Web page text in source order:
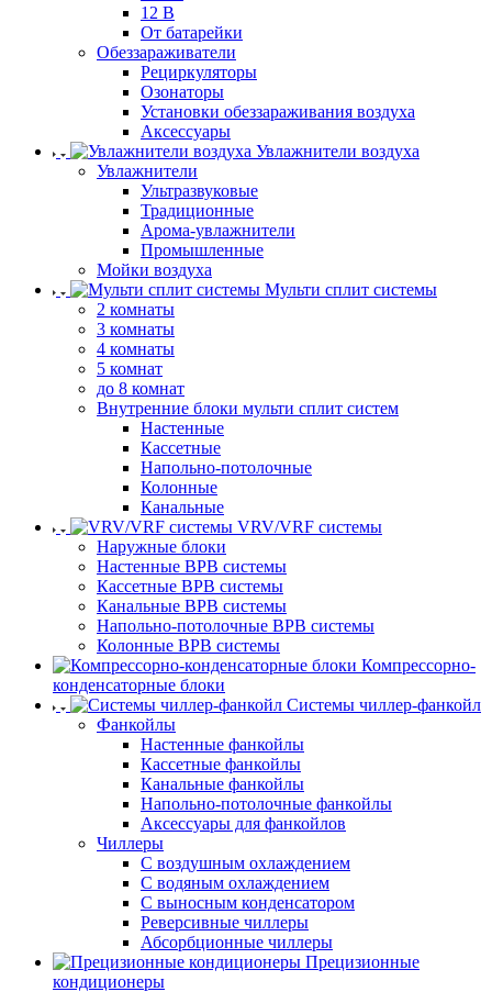
12 В
От батарейки
Обеззараживатели
Рециркуляторы
Озонаторы
Установки обеззараживания воздуха
Аксессуары
Увлажнители воздуха
Увлажнители
Ультразвуковые
Традиционные
Арома-увлажнители
Промышленные
Мойки воздуха
Мульти сплит системы
2 комнаты
3 комнаты
4 комнаты
5 комнат
до 8 комнат
Внутренние блоки мульти сплит систем
Настенные
Кассетные
Напольно-потолочные
Колонные
Канальные
VRV/VRF системы
Наружные блоки
Настенные ВРВ системы
Кассетные ВРВ системы
Канальные ВРВ системы
Напольно-потолочные ВРВ системы
Колонные ВРВ системы
Компрессорно-
конденсаторные блоки
Системы чиллер-фанкойл
Фанкойлы
Настенные фанкойлы
Кассетные фанкойлы
Канальные фанкойлы
Напольно-потолочные фанкойлы
Аксессуары для фанкойлов
Чиллеры
С воздушным охлаждением
С водяным охлаждением
С выносным конденсатором
Реверсивные чиллеры
Абсорбционные чиллеры
Прецизионные
кондиционеры